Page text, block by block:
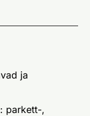
ja
parkett-,